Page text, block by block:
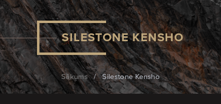
SILESTONE KENSHO
Sākums / Silestone Kensho